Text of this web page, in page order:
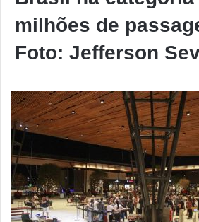
milhões de
Foto: Jefferson